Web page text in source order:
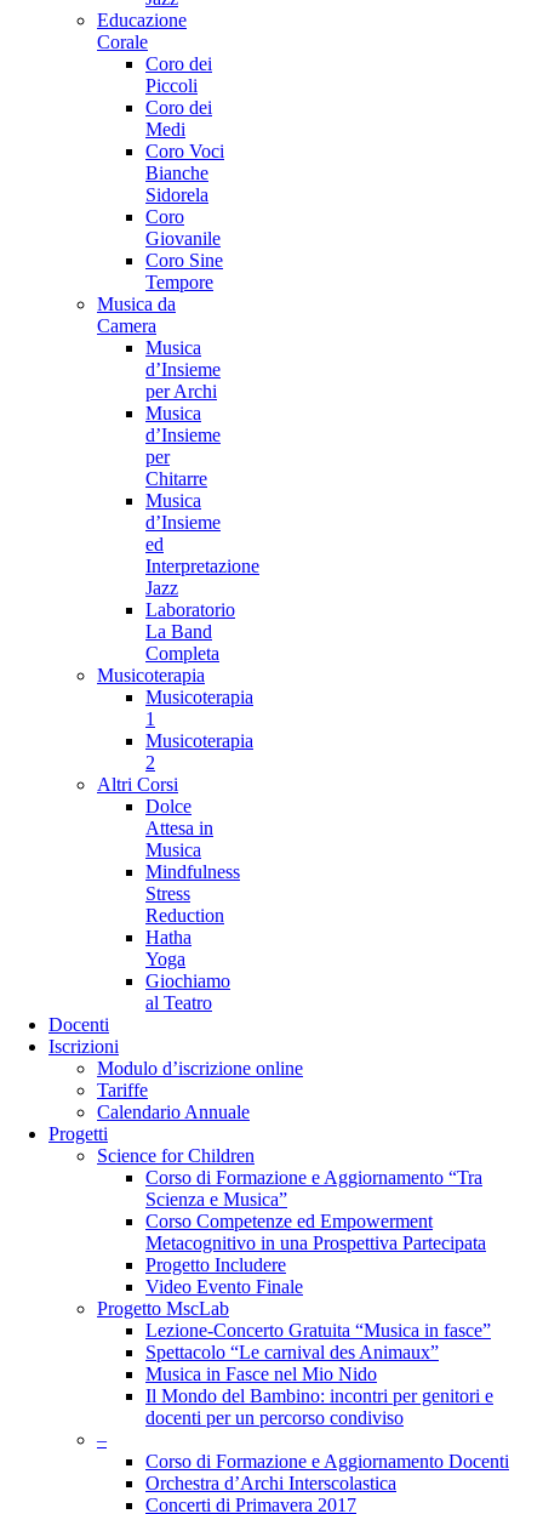
Educazione
Corale
Coro dei
Piccoli
Coro dei
Medi
Coro Voci
Bianche
Sidorela
Coro
Giovanile
Coro Sine
Tempore
Musica da
Camera
Musica
d’Insieme
per Archi
Musica
d’Insieme
per
Chitarre
Musica
d’Insieme
ed
Interpretazione
Jazz
Laboratorio
La Band
Completa
Musicoterapia
Musicoterapia
1
Musicoterapia
2
Altri Corsi
Dolce
Attesa in
Musica
Mindfulness
Stress
Reduction
Hatha
Yoga
Giochiamo
al Teatro
Docenti
Iscrizioni
Modulo d’iscrizione online
Tariffe
Calendario Annuale
Progetti
Science for Children
Corso di Formazione e Aggiornamento “Tra
Scienza e Musica”
Corso Competenze ed Empowerment
Metacognitivo in una Prospettiva Partecipata
Progetto Includere
Video Evento Finale
Progetto MscLab
Lezione-Concerto Gratuita “Musica in fasce”
Spettacolo “Le carnival des Animaux”
Musica in Fasce nel Mio Nido
Il Mondo del Bambino: incontri per genitori e
docenti per un percorso condiviso
–
Corso di Formazione e Aggiornamento Docenti
Orchestra d’Archi Interscolastica
Concerti di Primavera 2017